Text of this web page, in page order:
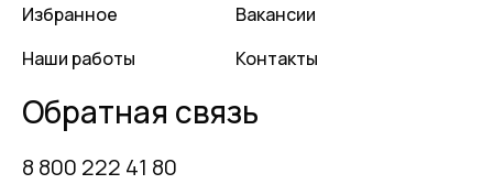
Избранное
Наши работы
Вакансии
Контакты
Обратная связь
8 800 222 41 80